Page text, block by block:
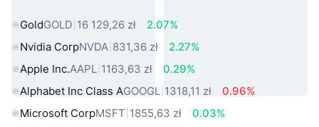
GoldGOLD 16 129,26 zł
2.07%
Nvidia CorpNVDA 831,36 zł
2.27%
Apple Inc.AAPL 1163,63 zł
0.29%
Alphabet Inc Class AGOOGL 1318,11 zł
0.96%
Microsoft CorpMSFT 1855,63 zł
0.03%